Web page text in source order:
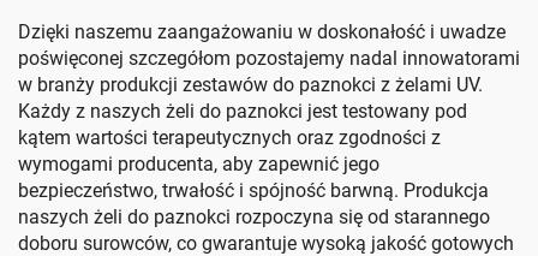
Dzięki naszemu zaangażowaniu w doskonałość i uwadze
poświęconej szczegółom pozostajemy nadal innowatorami
w branży produkcji zestawów do paznokci z żelami UV.
Każdy z naszych żeli do paznokci jest testowany pod
kątem wartości terapeutycznych oraz zgodności z
wymogami producenta, aby zapewnić jego
bezpieczeństwo, trwałość i spójność barwną. Produkcja
naszych żeli do paznokci rozpoczyna się od starannego
doboru surowców, co gwarantuje wysoką jakość gotowych